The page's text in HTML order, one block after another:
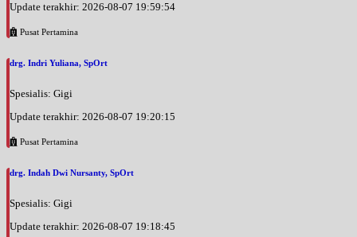
Update terakhir: 2026-08-07 19:59:54
Pusat Pertamina
drg. Indri Yuliana, SpOrt
Spesialis: Gigi
Update terakhir: 2026-08-07 19:20:15
Pusat Pertamina
drg. Indah Dwi Nursanty, SpOrt
Spesialis: Gigi
Update terakhir: 2026-08-07 19:18:45